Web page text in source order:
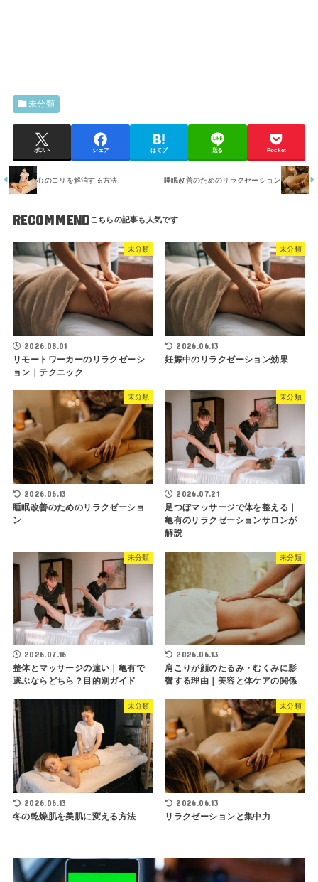
未分類
ポスト シェア はてブ 送る Pocket
心のコリを解消する方法 睡眠改善のためのリラクゼーション
RECOMMEND
未分類
2026.08.01
リモートワーカーのリラクゼーシ
ョン｜テクニック
未分類
2026.06.13
妊娠中のリラクゼーション効果
未分類
2026.06.13
睡眠改善のためのリラクゼーショ
ン
未分類
2026.07.21
足つぼマッサージで体を整える｜
亀有のリラクゼーションサロンが
解説
未分類
2026.07.16
整体とマッサージの違い｜亀有で
選ぶならどちら？目的別ガイド
未分類
2026.06.13
肩こりが顔のたるみ・むくみに影
響する理由｜美容と体ケアの関係
未分類
2026.06.13
冬の乾燥肌を美肌に変える方法
未分類
2026.06.13
リラクゼーションと集中力